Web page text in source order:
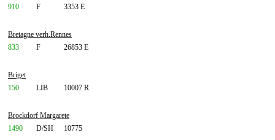
910
F 3353 E
Bretagne verh.Rennes
833
F 26853 E
Briget
150
LIB 10007 R
Brockdorf Margarete
1490
D/SH 10775